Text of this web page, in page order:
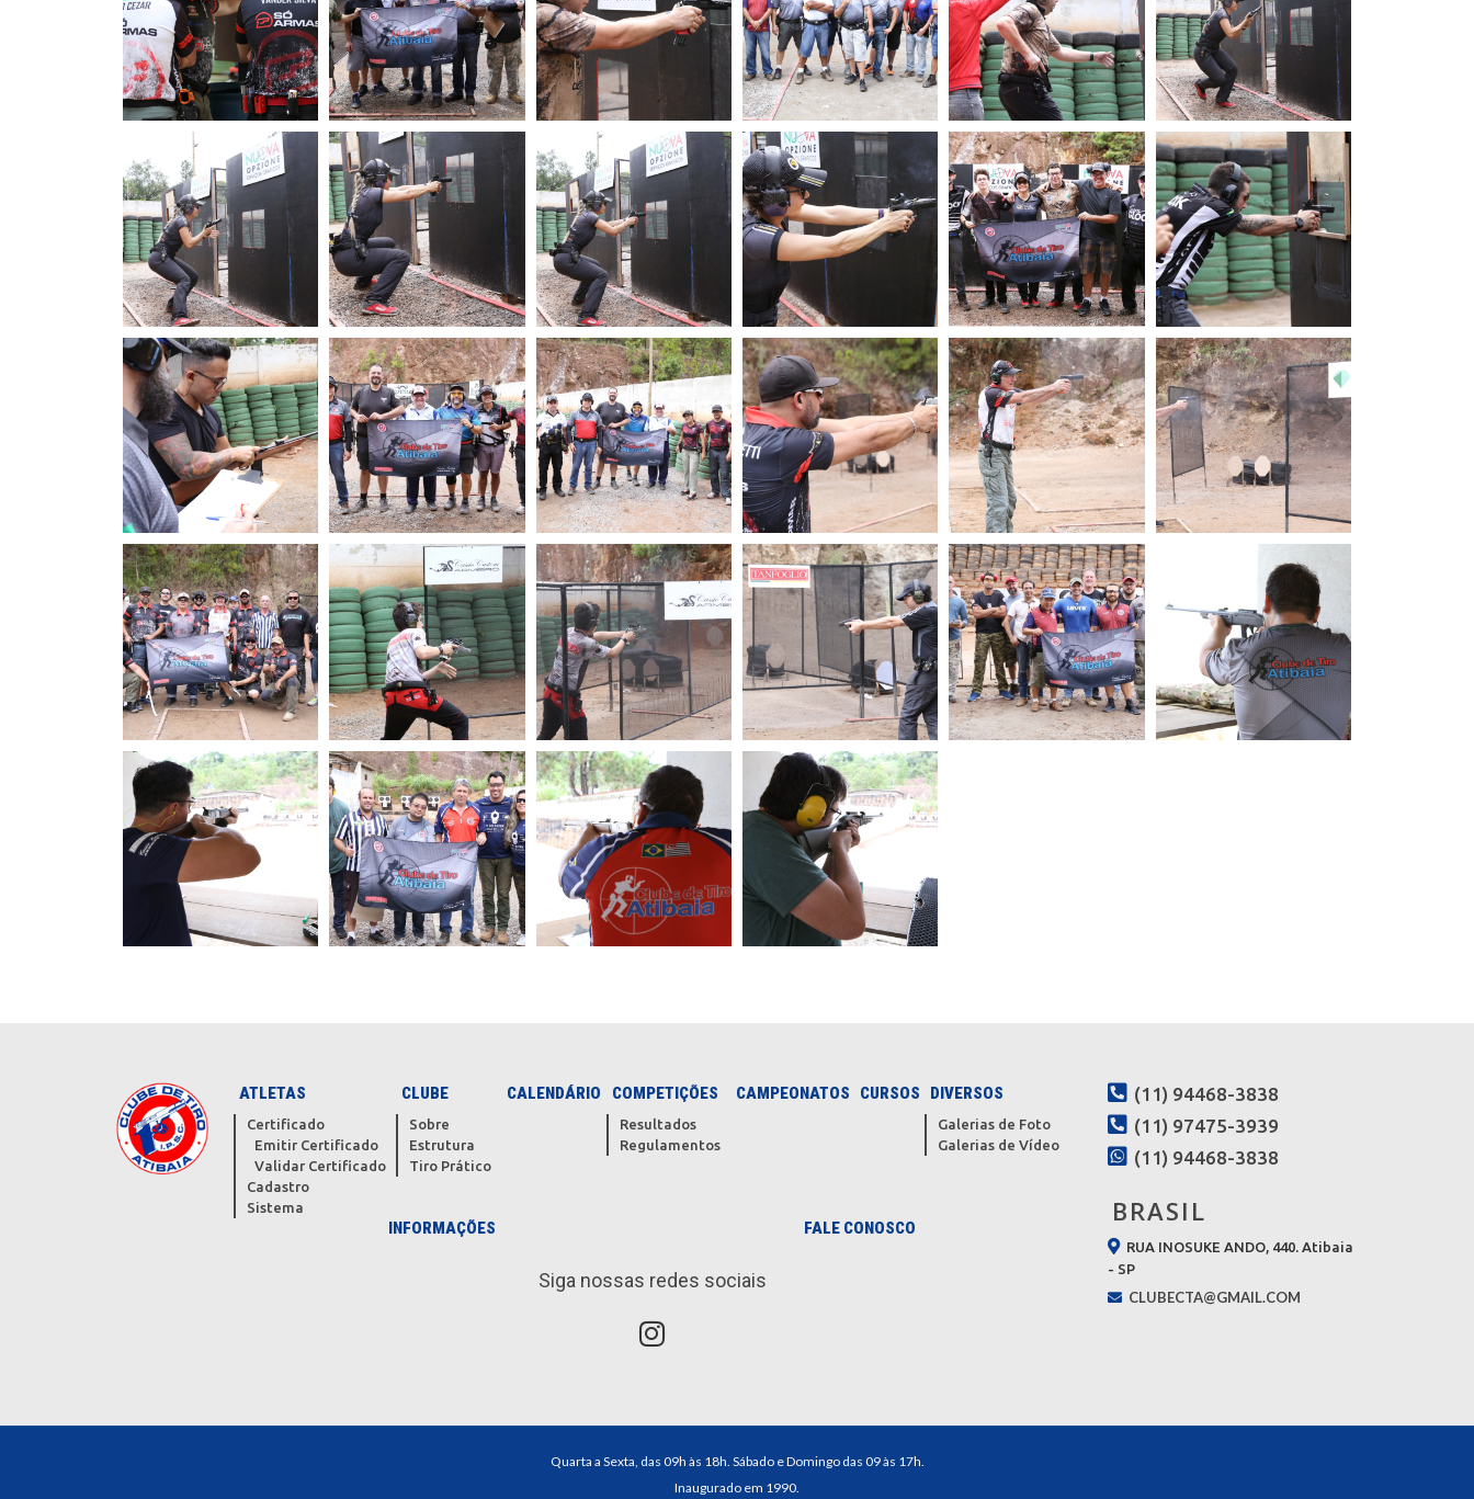
ATLETAS
Certificado
Emitir Certificado
Validar Certificado
Cadastro
Sistema
CLUBE
Sobre
Estrutura
Tiro Prático
CALENDÁRIO COMPETIÇÕES
Resultados
Regulamentos
CAMPEONATOS CURSOS DIVERSOS
Galerias de Foto
Galerias de Vídeo
INFORMAÇÕES FALE CONOSCO
Siga nossas redes sociais
(11) 94468-3838
(11) 97475-3939
(11) 94468-3838
BRASIL
RUA INOSUKE ANDO, 440. Atibaia
- SP
CLUBECTA@GMAIL.COM
Quarta a Sexta, das 09h às 18h. Sábado e Domingo das 09 às 17h.
Inaugurado em 1990.